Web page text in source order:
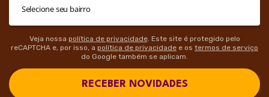
Veja nossa política de privacidade. Este site é protegido pelo
reCAPTCHA e, por isso, a política de privacidade e os termos de serviço
do Google também se aplicam.
RECEBER NOVIDADES